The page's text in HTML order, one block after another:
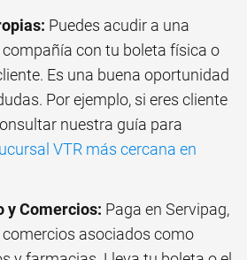
Puedes acudir a una
con tu boleta física o
Es una buena oportunidad
Por ejemplo, si eres cliente
nuestra guía para
VTR más cercana en
y Comercios: Paga en Servipag,
comercios asociados como